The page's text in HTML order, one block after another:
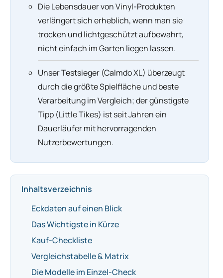
Die Lebensdauer von Vinyl-Produkten
verlängert sich erheblich, wenn man sie
trocken und lichtgeschützt aufbewahrt,
nicht einfach im Garten liegen lassen.
Unser Testsieger (Calmdo XL) überzeugt
durch die größte Spielfläche und beste
Verarbeitung im Vergleich; der günstigste
Tipp (Little Tikes) ist seit Jahren ein
Dauerläufer mit hervorragenden
Nutzerbewertungen.
Inhaltsverzeichnis
Eckdaten auf einen Blick
Das Wichtigste in Kürze
Kauf-Checkliste
Vergleichstabelle & Matrix
Die Modelle im Einzel-Check